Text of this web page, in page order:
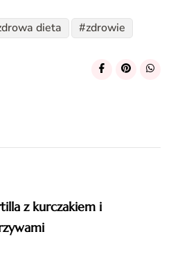
dieta zdrowie
z kurczakiem i